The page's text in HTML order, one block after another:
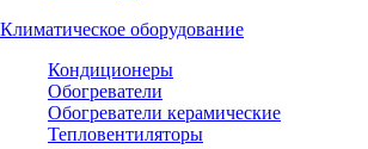
Климатическое оборудование
Кондиционеры
Обогреватели
Обогреватели керамические
Тепловентиляторы